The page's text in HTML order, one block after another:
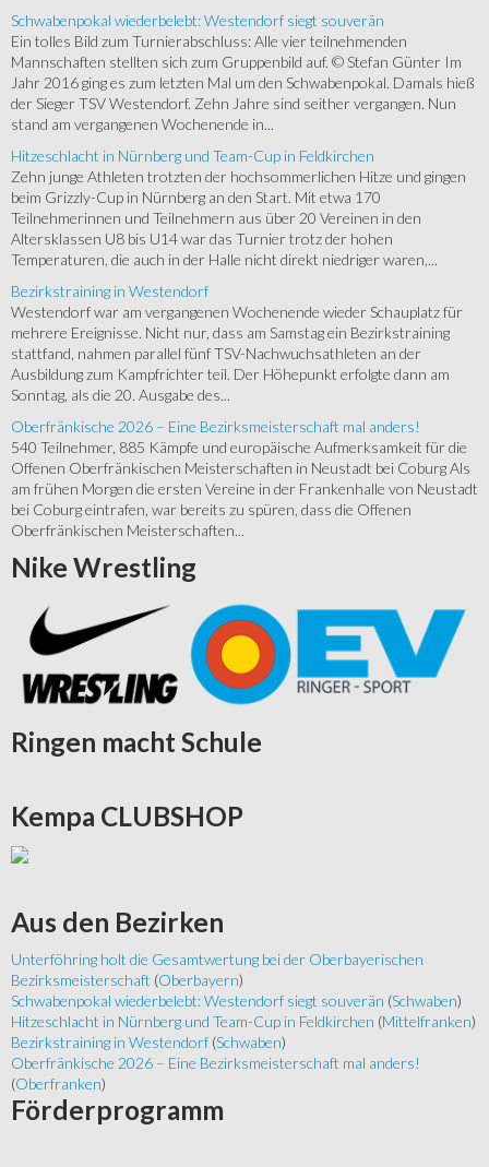
Schwabenpokal wiederbelebt: Westendorf siegt souverän
Ein tolles Bild zum Turnierabschluss: Alle vier teilnehmenden
Mannschaften stellten sich zum Gruppenbild auf. © Stefan Günter Im
Jahr 2016 ging es zum letzten Mal um den Schwabenpokal. Damals hieß
der Sieger TSV Westendorf. Zehn Jahre sind seither vergangen. Nun
stand am vergangenen Wochenende in...
Hitzeschlacht in Nürnberg und Team-Cup in Feldkirchen
Zehn junge Athleten trotzten der hochsommerlichen Hitze und gingen
beim Grizzly-Cup in Nürnberg an den Start. Mit etwa 170
Teilnehmerinnen und Teilnehmern aus über 20 Vereinen in den
Altersklassen U8 bis U14 war das Turnier trotz der hohen
Temperaturen, die auch in der Halle nicht direkt niedriger waren,...
Bezirkstraining in Westendorf
Westendorf war am vergangenen Wochenende wieder Schauplatz für
mehrere Ereignisse. Nicht nur, dass am Samstag ein Bezirkstraining
stattfand, nahmen parallel fünf TSV-Nachwuchsathleten an der
Ausbildung zum Kampfrichter teil. Der Höhepunkt erfolgte dann am
Sonntag, als die 20. Ausgabe des...
Oberfränkische 2026 – Eine Bezirksmeisterschaft mal anders!
540 Teilnehmer, 885 Kämpfe und europäische Aufmerksamkeit für die
Offenen Oberfränkischen Meisterschaften in Neustadt bei Coburg Als
am frühen Morgen die ersten Vereine in der Frankenhalle von Neustadt
bei Coburg eintrafen, war bereits zu spüren, dass die Offenen
Oberfränkischen Meisterschaften...
Nike Wrestling
Ringen macht Schule
Kempa CLUBSHOP
Aus den Bezirken
Unterföhring holt die Gesamtwertung bei der Oberbayerischen
Bezirksmeisterschaft (Oberbayern)
Schwabenpokal wiederbelebt: Westendorf siegt souverän (Schwaben)
Hitzeschlacht in Nürnberg und Team-Cup in Feldkirchen (Mittelfranken)
Bezirkstraining in Westendorf (Schwaben)
Oberfränkische 2026 – Eine Bezirksmeisterschaft mal anders!
(Oberfranken)
Förderprogramm